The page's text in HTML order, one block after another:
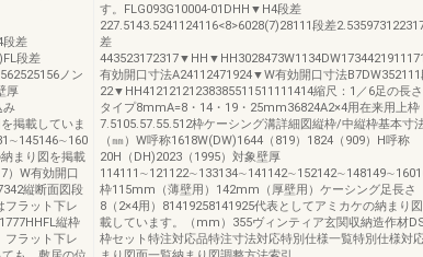
段差
段差
ノン
厚
み
掲載していま
まり図を掲載
）W有効開口
縦断面図段
フラット下レ
縦枠
フラット下レ
す。FLG093G10004-01DHH▼H4段差
227.5143.5241124116<8>6028(7)28111段差
差
有効開口寸法A24112471924▼W有効開口寸法
22▼HH41212121238385511511111414縮尺：1／6足の長
タイプ8mmA=8・14・19・25mm36824A2×4用在来用上枠
7.5105.57.55.512枠ケーシング溝詳細図縦枠/中縦枠基本寸
（㎜）W呼称1618W(DW)1644（819）1824（909）H呼称
20H（DH)2023（1995）対象壁厚
枠115mm（薄壁用）142mm（厚壁用）ケーシング足長さ
8（2×4用）81419258141925代表としてアミカケの納まり
載しています。（mm）355ヴィンティア玄関収納造作材
枠セット特注対応品特注寸法対応特別仕様一覧特別仕様対